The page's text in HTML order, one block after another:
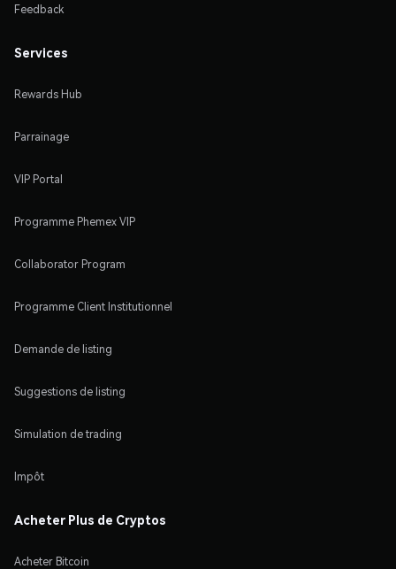
Feedback
Services
Rewards Hub
Parrainage
VIP Portal
Programme Phemex VIP
Collaborator Program
Programme Client Institutionnel
Demande de listing
Suggestions de listing
Simulation de trading
Impôt
Acheter Plus de Cryptos
Acheter Bitcoin